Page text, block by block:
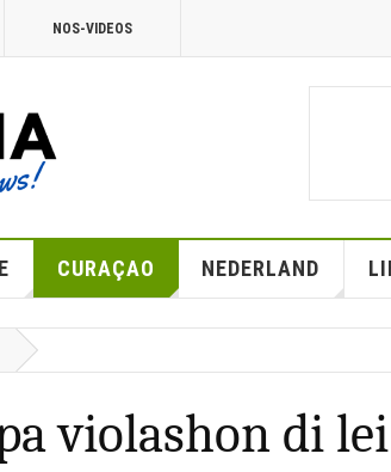
NOS-VIDEOS
CURAÇAO NEDERLAND
violashon di